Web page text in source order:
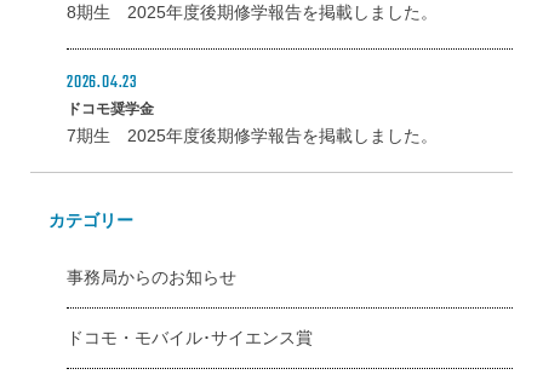
8期生 2025年度後期修学報告を掲載しました。
2026.04.23
ドコモ奨学金
7期生 2025年度後期修学報告を掲載しました。
カテゴリー
事務局からのお知らせ
ドコモ・モバイル･サイエンス賞